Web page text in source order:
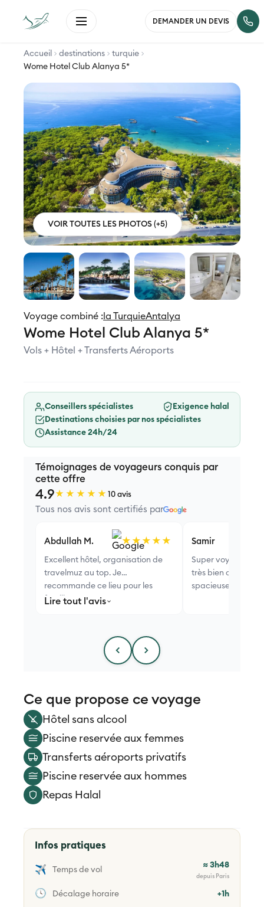
DEMANDER UN DEVIS
Accueil destinations
turquie
Wome Hotel Club Alanya 5*
VOIR TOUTES LES PHOTOS (+5)
Voyage combiné : la TurquieAntalya
Wome Hotel Club Alanya 5*
Vols + Hôtel + Transferts Aéroports
Conseillers spécialistes
Exigence halal
Destinations choisies par nos spécialistes
Assistance 24h/24
Témoignages de voyageurs conquis par
cette offre
4.9★★★★★ 10 avis
Tous nos avis sont certifiés par
Abdullah M. ★★★★★
Excellent hôtel, organisation de
travelmuz au top. Je
recommande ce lieu pour les
familles.
Lire tout l'avis
Samir
Super voyage,
très bien choisi.
spacieuse et
Ce que propose ce voyage
Hôtel sans alcool
Piscine reservée aux femmes
Transferts aéroports privatifs
Piscine reservée aux hommes
Repas Halal
Infos pratiques
✈️ Temps de vol
≈ 3h48
depuis Paris
🕓 Décalage horaire +1h